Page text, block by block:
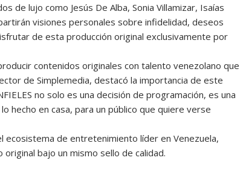
de lujo como Jesús De Alba, Sonia Villamizar, Isaías
visiones personales sobre infidelidad, deseos
de esta producción original exclusivamente por
contenidos originales con talento venezolano que
de Simplemedia, destacó la importancia de este
no solo es una decisión de programación, es una
hecho en casa, para un público que quiere verse
ecosistema de entretenimiento líder en Venezuela,
bajo un mismo sello de calidad.